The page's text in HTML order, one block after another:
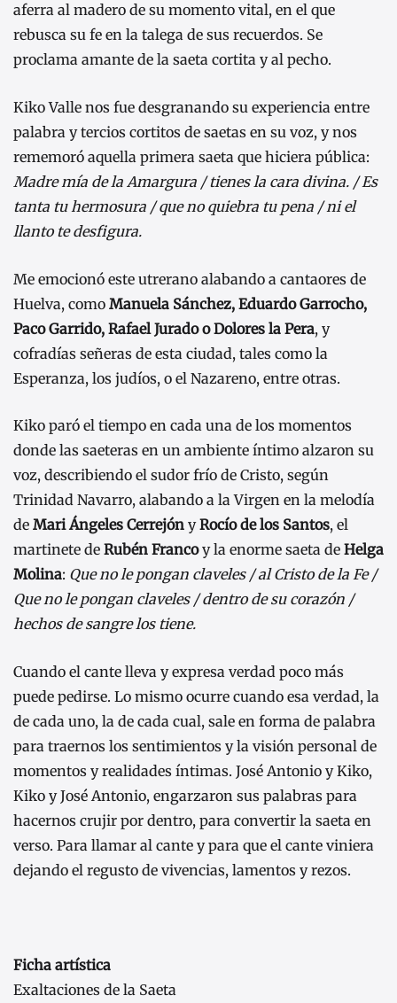
aferra al madero de su momento vital, en el que
rebusca su fe en la talega de sus recuerdos. Se
proclama amante de la saeta cortita y al pecho.
Kiko Valle nos fue desgranando su experiencia entre
palabra y tercios cortitos de saetas en su voz, y nos
rememoró aquella primera saeta que hiciera pública:
Madre mía de la Amargura / tienes la cara divina. / Es
tanta tu hermosura / que no quiebra tu pena / ni el
llanto te desfigura.
Me emocionó este utrerano alabando a cantaores de
Huelva, como Manuela Sánchez, Eduardo Garrocho,
Paco Garrido, Rafael Jurado o Dolores la Pera, y
cofradías señeras de esta ciudad, tales como la
Esperanza, los judíos, o el Nazareno, entre otras.
Kiko paró el tiempo en cada una de los momentos
donde las saeteras en un ambiente íntimo alzaron su
voz, describiendo el sudor frío de Cristo, según
Trinidad Navarro, alabando a la Virgen en la melodía
de Mari Ángeles Cerrejón yRocío de los Santos, el
martinete de Rubén Francoy la enorme saeta de Helga
Molina: Que no le pongan claveles / al Cristo de la Fe /
Que no le pongan claveles / dentro de su corazón /
hechos de sangre los tiene.
Cuando el cante lleva y expresa verdad poco más
puede pedirse. Lo mismo ocurre cuando esa verdad, la
de cada uno, la de cada cual, sale en forma de palabra
para traernos los sentimientos y la visión personal de
momentos y realidades íntimas. José Antonio y Kiko,
Kiko y José Antonio, engarzaron sus palabras para
hacernos crujir por dentro, para convertir la saeta en
verso. Para llamar al cante y para que el cante viniera
dejando el regusto de vivencias, lamentos y rezos.
Ficha artística
Exaltaciones de la Saeta